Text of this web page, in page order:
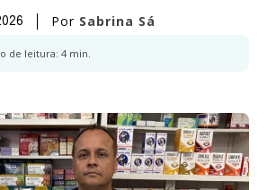
Por Sabrina Sá
de leitura: 4 min.